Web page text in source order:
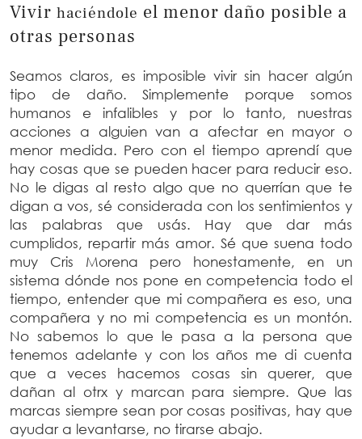
Vivir haciéndole el menor daño posible a
otras personas
Seamos claros, es imposible vivir sin hacer algún
tipo de daño. Simplemente porque somos
humanos e infalibles y por lo tanto, nuestras
acciones a alguien van a afectar en mayor o
menor medida. Pero con el tiempo aprendí que
hay cosas que se pueden hacer para reducir eso.
No le digas al resto algo que no querrían que te
digan a vos, sé considerada con los sentimientos y
las palabras que usás. Hay que dar más
cumplidos, repartir más amor. Sé que suena todo
muy Cris Morena pero honestamente, en un
sistema dónde nos pone en competencia todo el
tiempo, entender que mi compañera es eso, una
compañera y no mi competencia es un montón.
No sabemos lo que le pasa a la persona que
tenemos adelante y con los años me di cuenta
que a veces hacemos cosas sin querer, que
dañan al otrx y marcan para siempre. Que las
marcas siempre sean por cosas positivas, hay que
ayudar a levantarse, no tirarse abajo.